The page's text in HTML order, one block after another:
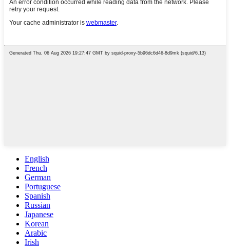
English
French
German
Portuguese
Spanish
Russian
Japanese
Korean
Arabic
Irish